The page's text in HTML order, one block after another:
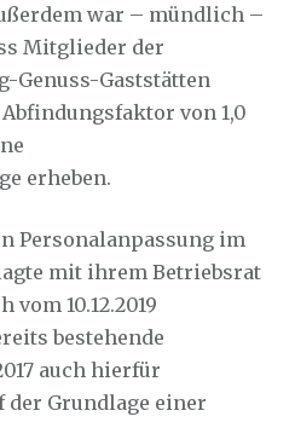
war – mündlich –
Mitglieder der
Genuss-Gaststätten
von 1,0
erheben.
Personalanpassung im
mit ihrem Betriebsrat
10.12.2019
bestehende
auch hierfür
der Grundlage einer